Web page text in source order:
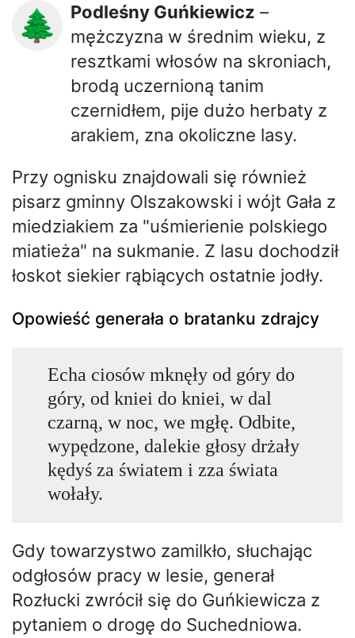
🌲 Podleśny Guńkiewicz –
mężczyzna w średnim wieku, z
resztkami włosów na skroniach,
brodą uczernioną tanim
czernidłem, pije dużo herbaty z
arakiem, zna okoliczne lasy.
Przy ognisku znajdowali się również
pisarz gminny Olszakowski i wójt Gała z
miedziakiem za "uśmierienie polskiego
miatieża" na sukmanie. Z lasu dochodził
łoskot siekier rąbiących ostatnie jodły.
Opowieść generała o bratanku zdrajcy
Echa ciosów mknęły od góry do
góry, od kniei do kniei, w dal
czarną, w noc, we mgłę. Odbite,
wypędzone, dalekie głosy drżały
kędyś za światem i zza świata
wołały.
Gdy towarzystwo zamilkło, słuchając
odgłosów pracy w lesie, generał
Rozłucki zwrócił się do Guńkiewicza z
pytaniem o drogę do Suchedniowa.